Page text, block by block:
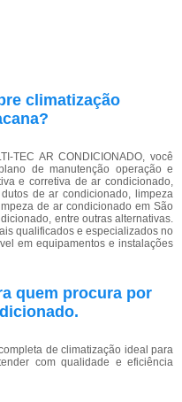
climatização
TEC AR CONDICIONADO, você
de manutenção operação e
e corretiva de ar condicionado,
de ar condicionado, limpeza
de ar condicionado em São
entre outras alternativas.
qualificados e especializados no
em equipamentos e instalações
quem procura por
.
de climatização ideal para
com qualidade e eficiência